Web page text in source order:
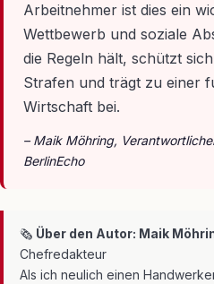
Arbeitnehmer ist dies ein
Wettbewerb und soziale
die Regeln hält, schützt
Strafen und trägt zu einer
Wirtschaft bei.
– Maik Möhring,
BerlinEcho
🗞 Über den Autor: Maik
Chefredakteur
Als ich neulich einen